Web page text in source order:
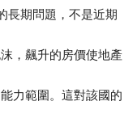
長期問題，不是近期
，飆升的房價使地產
力範圍。這對該國的